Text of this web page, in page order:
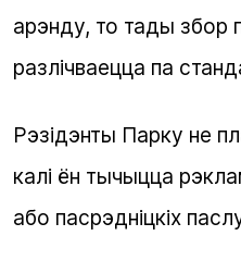
арэнду, то тады збор
разлічваецца па
Рэзідэнты Парку не
калі ён тычыцца
або пасрэдніцкіх